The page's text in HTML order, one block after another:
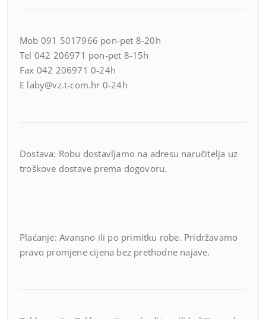
Mob 091 5017966 pon-pet 8-20h
Tel 042 206971 pon-pet 8-15h
Fax 042 206971 0-24h
E laby@vz.t-com.hr 0-24h
Dostava: Robu dostavljamo na adresu naručitelja uz
troškove dostave prema dogovoru.
Plaćanje: Avansno ili po primitku robe. Pridržavamo
pravo promjene cijena bez prethodne najave.